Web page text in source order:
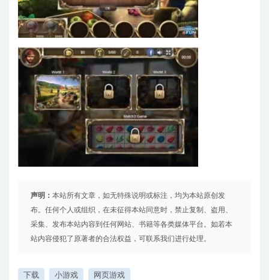
声明： 本站所有文章，如无特殊说明或标注，均为本站原创发
布。任何个人或组织，在未征得本站同意时，禁止复制、盗用、
采集、发布本站内容到任何网站、书籍等各类媒体平台。如若本
站内容侵犯了原著者的合法权益，可联系我们进行处理。
下载 小游戏 网页游戏